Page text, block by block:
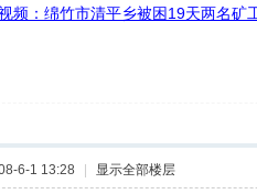
频：绵竹市清平乡被困19天两名矿
6-1 13:28 | 显示全部楼层